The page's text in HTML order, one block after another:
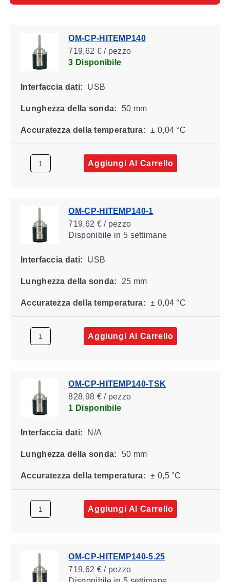
OM-CP-HITEMP140
719,62 € / pezzo
3 Disponibile
Interfaccia dati: USB
Lunghezza della sonda: 50 mm
Accuratezza della temperatura: ± 0,04 °C
Aggiungi Al Carrello
OM-CP-HITEMP140-1
719,62 € / pezzo
Disponibile in 5 settimane
Interfaccia dati: USB
Lunghezza della sonda: 25 mm
Accuratezza della temperatura: ± 0,04 °C
Aggiungi Al Carrello
OM-CP-HITEMP140-TSK
828,98 € / pezzo
1 Disponibile
Interfaccia dati: N/A
Lunghezza della sonda: 50 mm
Accuratezza della temperatura: ± 0,5 °C
Aggiungi Al Carrello
OM-CP-HITEMP140-5.25
719,62 € / pezzo